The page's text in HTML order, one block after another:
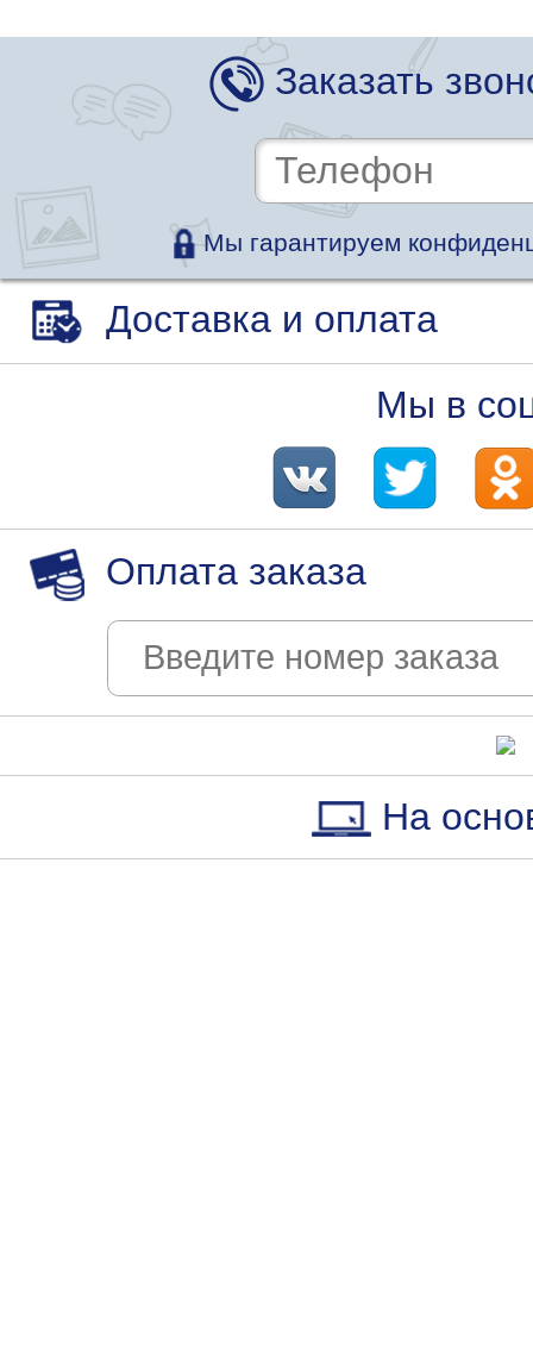
Заказать
Мы гарантируем
Доставка и оплата
Мы в
Оплата заказа
На